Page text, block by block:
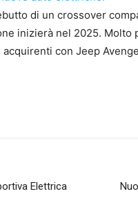
di un crossover
inizierà nel 2025.
con Jeep
Elettrica